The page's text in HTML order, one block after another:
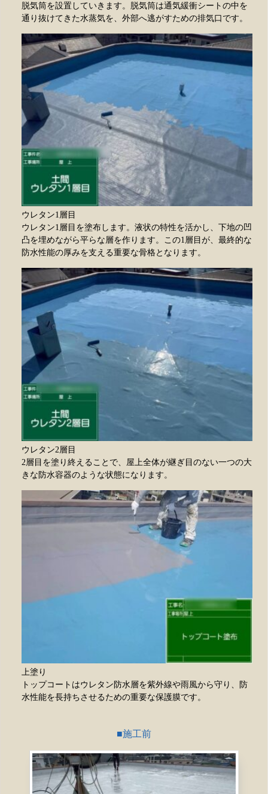
脱気筒を設置していきます。脱気筒は通気緩衝シートの中を
通り抜けてきた水蒸気を、外部へ逃がすための排気口です。
ウレタン1層目
ウレタン1層目を塗布します。液状の特性を活かし、下地の凹
凸を埋めながら平らな層を作ります。この1層目が、最終的な
防水性能の厚みを支える重要な骨格となります。
ウレタン2層目
2層目を塗り終えることで、屋上全体が継ぎ目のない一つの大
きな防水容器のような状態になります。
上塗り
トップコートはウレタン防水層を紫外線や雨風から守り、防
水性能を長持ちさせるための重要な保護膜です。
施工前